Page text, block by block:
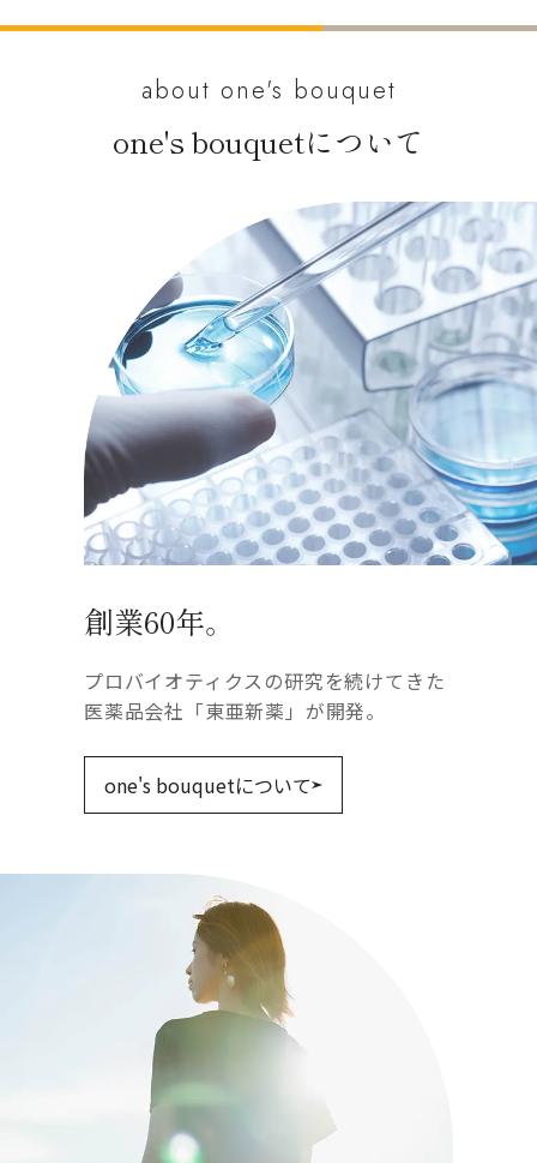
about one's bouquet
one's bouquetについて
創業60年。
プロバイオティクスの研究を続けてきた
医薬品会社「東亜新薬」が開発。
one's bouquetについて